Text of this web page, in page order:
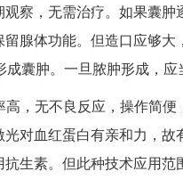
察，无需治疗。如果囊
腺体功能。但造口应够
囊肿。一旦脓肿形成，应
，无不良反应，操作简
对血红蛋白有亲和力，
生素。但此种技术应用范